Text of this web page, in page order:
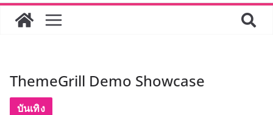
Guangzhou Yinghao School เผยวิสัย
ประเทศ จัดประชุมใหญ่แห่งปี พบ CEO
ThemeGrill Demo Showcase
บันเทิง